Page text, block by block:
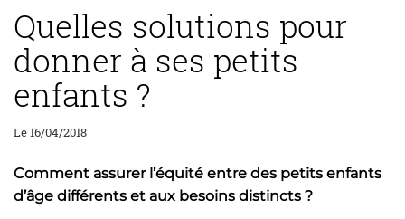
Quelles solutions pour
donner à ses petits
enfants ?
Le 16/04/2018
Comment assurer l’équité entre des petits enfants
d’âge différents et aux besoins distincts ?